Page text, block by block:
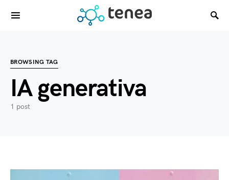
BROWSING TAG
IA generativa
1 post